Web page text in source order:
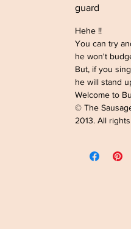
guard
Hehe !!
You can try
he won't
But, if you
he will stand
Welcome to
© The
2013. All